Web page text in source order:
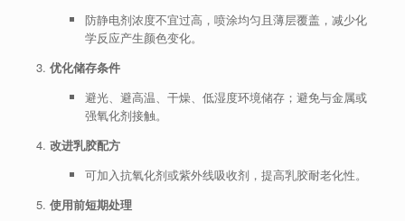
防静电剂浓度不宜过高，喷涂均匀且薄层覆盖，减少化
学反应产生颜色变化。
优化储存条件
避光、避高温、干燥、低湿度环境储存；避免与金属或
强氧化剂接触。
改进乳胶配方
可加入抗氧化剂或紫外线吸收剂，提高乳胶耐老化性。
使用前短期处理